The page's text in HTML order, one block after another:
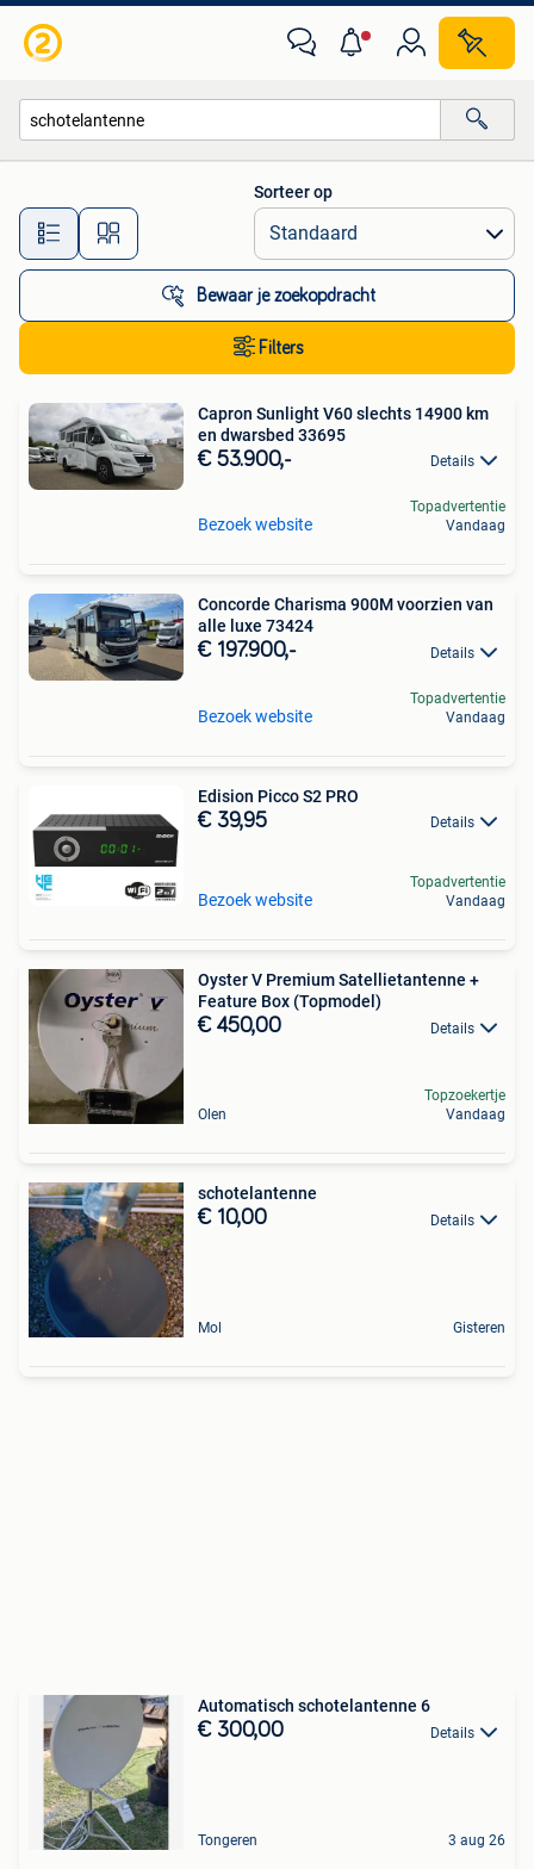
Alle afstanden…
Sorteer op
Bewaar je zoekopdracht
Filters
Capron Sunlight V60 slechts 14900 km
en dwarsbed 33695
€ 53.900,- Details
Bezoek website
Topadvertentie
Vandaag
Concorde Charisma 900M voorzien van
alle luxe 73424
€ 197.900,- Details
Bezoek website
Topadvertentie
Vandaag
Edision Picco S2 PRO
€ 39,95 Details
Bezoek website
Topadvertentie
Vandaag
Oyster V Premium Satellietantenne +
Feature Box (Topmodel)
€ 450,00 Details
Olen
Topzoekertje
Vandaag
schotelantenne
€ 10,00 Details
Mol Gisteren
Automatisch schotelantenne 6
€ 300,00 Details
Tongeren 3 aug 26